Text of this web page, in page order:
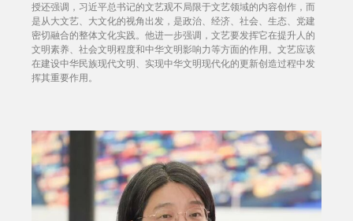
授还强调，习近平总书记的文艺观不局限于文艺领域的内容创作，而
是从大文艺、大文化的视角出发，是政治、经济、社会、生态、党建
密切融合的整体文化实践。他进一步强调，文艺要发挥它在提升人的
文明素养、社会文明程度和中华文明影响力等方面的作用。文艺应该
在建设中华民族现代文明、实现中华文明现代化的更新创造过程中发
挥其重要作用。